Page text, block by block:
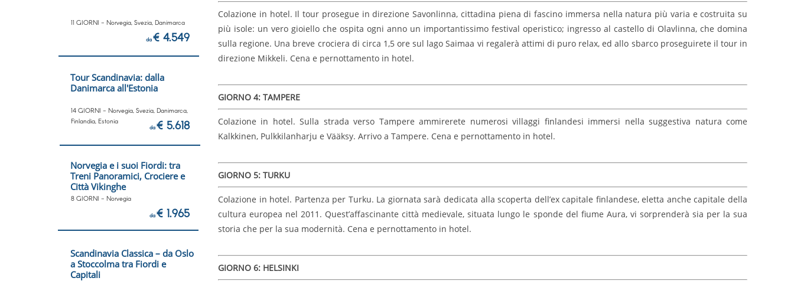
Colazione in hotel. Il tour prosegue in direzione Savonlinna, cittadina piena di fascino immersa nella natura più varia e costruita su
più isole: un vero gioiello che ospita ogni anno un importantissimo festival operistico; ingresso al castello di Olavlinna, che domina
sulla regione. Una breve crociera di circa 1,5 ore sul lago Saimaa vi regalerà attimi di puro relax, ed allo sbarco proseguirete il tour in
direzione Mikkeli. Cena e pernottamento in hotel.
GIORNO 4: TAMPERE
Colazione in hotel. Sulla strada verso Tampere ammirerete numerosi villaggi finlandesi immersi nella suggestiva natura come
Kalkkinen, Pulkkilanharju e Vääksy. Arrivo a Tampere. Cena e pernottamento in hotel.
GIORNO 5: TURKU
Colazione in hotel. Partenza per Turku. La giornata sarà dedicata alla scoperta dell’ex capitale finlandese, eletta anche capitale della
cultura europea nel 2011. Quest’affascinante città medievale, situata lungo le sponde del fiume Aura, vi sorprenderà sia per la sua
storia che per la sua modernità. Cena e pernottamento in hotel.
GIORNO 6: HELSINKI
11 GIORNI - Norvegia, Svezia, Danimarca
da€ 4.549
Tour Scandinavia: dalla
Danimarca all'Estonia
14 GIORNI - Norvegia, Svezia, Danimarca,
Finlandia, Estonia
da€ 5.618
Norvegia e i suoi Fiordi: tra
Treni Panoramici, Crociere e
Città Vikinghe
8 GIORNI - Norvegia
da€ 1.965
Scandinavia Classica – da Oslo
a Stoccolma tra Fiordi e
Capitali